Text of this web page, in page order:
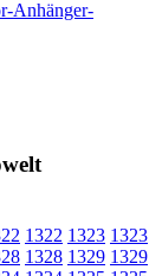
1322 1323 1323
1328 1329 1329